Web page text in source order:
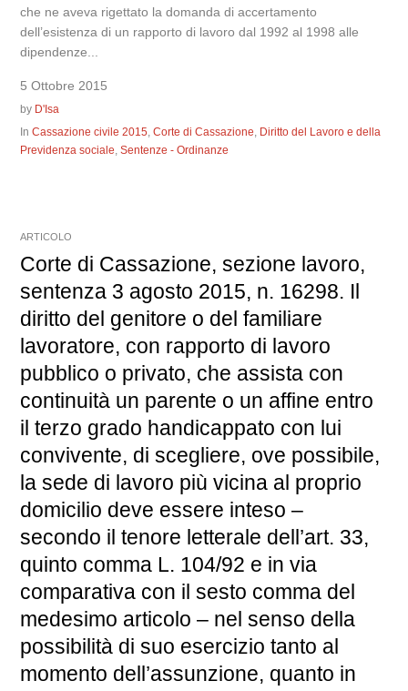
che ne aveva rigettato la domanda di accertamento
dell’esistenza di un rapporto di lavoro dal 1992 al 1998 alle
dipendenze...
5 Ottobre 2015
by D'Isa
InCassazione civile 2015,Corte di Cassazione, Diritto del Lavoro e della
Previdenza sociale,Sentenze - Ordinanze
ARTICOLO
Corte di Cassazione, sezione lavoro,
sentenza 3 agosto 2015, n. 16298. Il
diritto del genitore o del familiare
lavoratore, con rapporto di lavoro
pubblico o privato, che assista con
continuità un parente o un affine entro
il terzo grado handicappato con lui
convivente, di scegliere, ove possibile,
la sede di lavoro più vicina al proprio
domicilio deve essere inteso –
secondo il tenore letterale dell’art. 33,
quinto comma L. 104/92 e in via
comparativa con il sesto comma del
medesimo articolo – nel senso della
possibilità di suo esercizio tanto al
momento dell’assunzione, quanto in